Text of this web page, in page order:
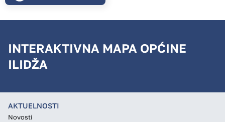
INTERAKTIVNA MAPA OPĆINE
ILIDŽA
AKTUELNOSTI
Novosti